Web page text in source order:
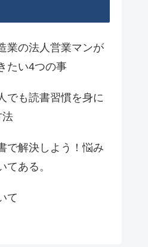
業の法人営業マンが
たい4つの事
でも読書習慣を身に
法
で解決しよう！悩み
てある。
て